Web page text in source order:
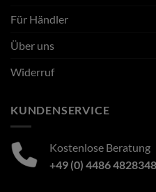
Für Händler
Über uns
Widerruf
KUNDENSERVICE
Kostenlose Beratung
+49 (0) 4486 4828348